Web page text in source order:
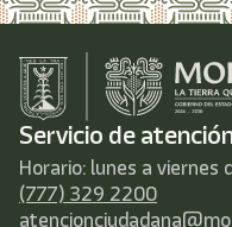
Servicio de
Horario: lunes a viernes
(777) 329 2200